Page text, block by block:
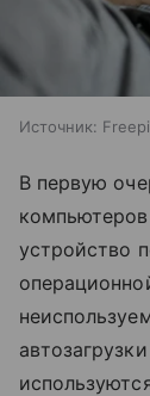
Источник:
В первую
устройство